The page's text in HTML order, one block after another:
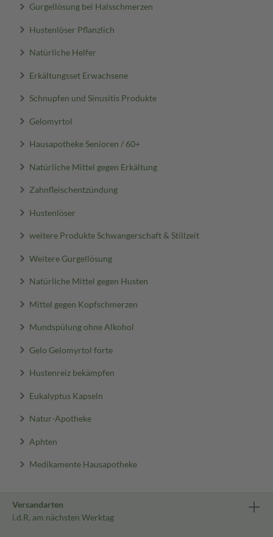
Gurgellösung bei Halsschmerzen
Hustenlöser Pflanzlich
Natürliche Helfer
Erkältungsset Erwachsene
Schnupfen und Sinusitis Produkte
Gelomyrtol
Hausapotheke Senioren / 60+
Natürliche Mittel gegen Erkältung
Zahnfleischentzündung
Hustenlöser
weitere Produkte Schwangerschaft & Stillzeit
Weitere Gurgellösung
Natürliche Mittel gegen Husten
Mittel gegen Kopfschmerzen
Mundspülung ohne Alkohol
Gelo Gelomyrtol forte
Hustenreiz bekämpfen
Eukalyptus Kapseln
Natur-Apotheke
Aphten
Medikamente Hausapotheke
Versandarten
i.d.R. am nächsten Werktag